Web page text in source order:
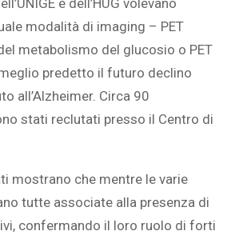
e dell’HUG volevano
modalità di imaging – PET
metabolismo del glucosio o PET
predetto il futuro declino
all’Alzheimer. Circa 90
stati reclutati presso il Centro di
mostrano che mentre le varie
tutte associate alla presenza di
confermando il loro ruolo di forti